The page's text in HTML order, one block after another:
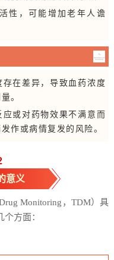
性，可能增加老年人谵
在差异，导致血药浓度
。
或对药物效果不满意而
作或病情复发的风险。
意义
Monitoring，TDM）具
方面：